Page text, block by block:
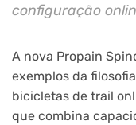
configuração
A nova Propain
exemplos da
bicicletas de trail
que combina